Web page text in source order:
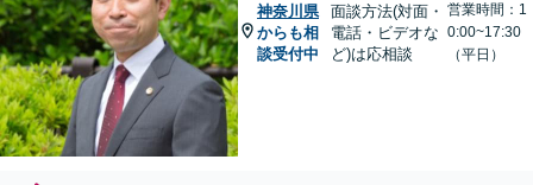
神奈川県
からも相
談受付中
面談方法(対面・
電話・ビデオな
ど)は応相談
営業時間：1
0:00~17:30
（平日）